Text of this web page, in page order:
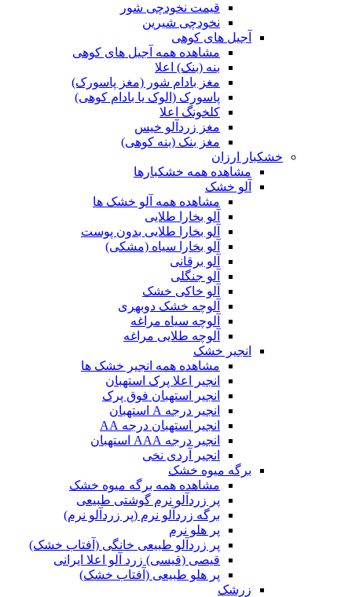
قیمت نخودچی شور
نخودچی شیرین
آجیل های کوهی
مشاهده همه آجیل های کوهی
بنه (بنک) اعلا
مغز بادام شور (مغز پاسورک)
پاسورک (الوک یا بادام کوهی)
کلخونگ اعلا
مغز زردآلو خیس
مغز بنک (بنه کوهی)
خشکبار ارزان
مشاهده همه خشکبارها
آلو خشک
مشاهده همه آلو خشک ها
آلو بخارا طلایی
آلو بخارا طلایی بدون پوست
آلو بخارا سیاه (مشکی)
آلو برقانی
آلو جنگلی
آلو خاکی خشک
آلوچه خشک دوبهری
آلوچه سیاه مراغه
آلوچه طلایی مراغه
انجیر خشک
مشاهده همه انجیر خشک ها
انجیر اعلا پرک استهبان
انجیر استهبان فوق پرک
انجیر درجه A استهبان
انجیر استهبان درجه AA
انجیر درجه AAA استهبان
انجیر آردی نخی
برگه میوه خشک
مشاهده همه برگه میوه خشک
پر زردآلو نرم گوشتی طبیعی
برگه زردآلو نرم (پر زردآلو نرم)
پر هلو نرم
پر زردآلو طبیعی خانگی (آفتاب خشک)
قیصی (قیسی) زرد آلو اعلا ایرانی
پر هلو طبیعی (آفتاب خشک)
زرشک